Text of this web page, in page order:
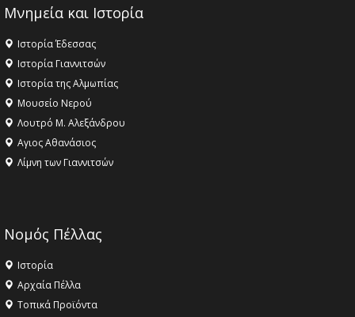
Μνημεία και Ιστορία
Ιστορία Έδεσσας
Ιστορία Γιαννιτσών
Ιστορία της Αλμωπίας
Μουσείο Νερού
Λουτρό Μ. Αλεξάνδρου
Αγιος Αθανάσιος
Λίμνη των Γιαννιτσών
Νομός Πέλλας
Ιστορία
Αρχαία Πέλλα
Τοπικά Προϊόντα